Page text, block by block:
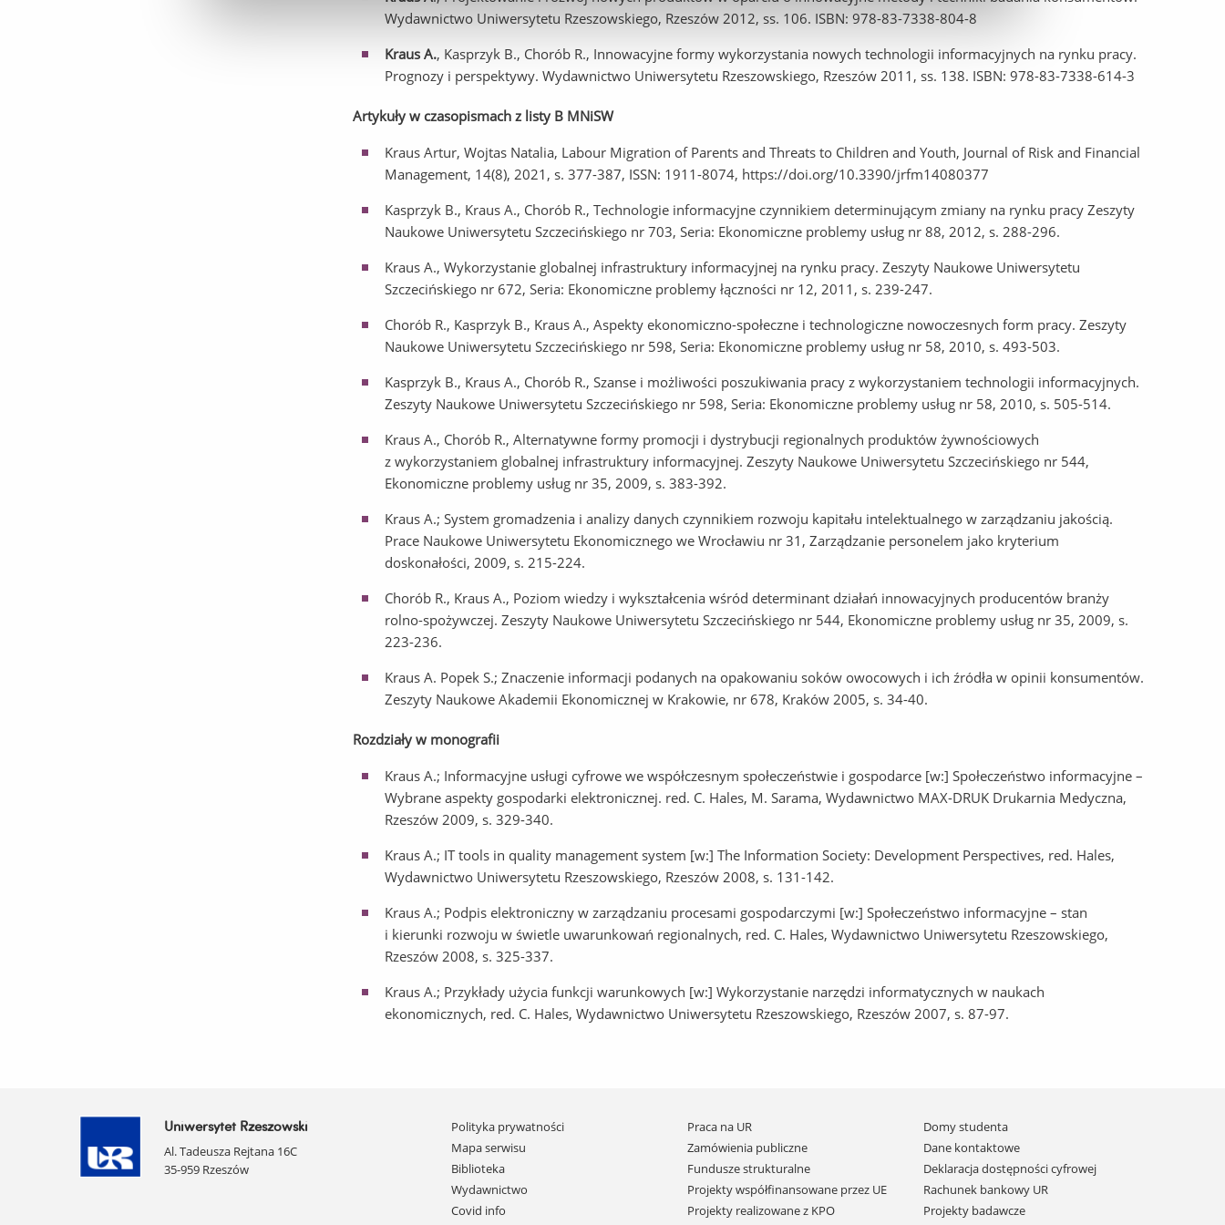
Wydawnictwo Uniwersytetu Rzeszowskiego, Rzeszów 2012, ss. 106. ISBN: 978-83-7338-804-8
Kraus A., Kasprzyk B., Chorób R., Innowacyjne formy wykorzystania nowych technologii informacyjnych na rynku pracy.
Prognozy i perspektywy. Wydawnictwo Uniwersytetu Rzeszowskiego, Rzeszów 2011, ss. 138. ISBN: 978-83-7338-614-3
Artykuły w czasopismach z listy B MNiSW
Kraus Artur, Wojtas Natalia, Labour Migration of Parents and Threats to Children and Youth, Journal of Risk and Financial
Management, 14(8), 2021, s. 377-387, ISSN: 1911-8074, https://doi.org/10.3390/jrfm14080377
Kasprzyk B., Kraus A., Chorób R., Technologie informacyjne czynnikiem determinującym zmiany na rynku pracy Zeszyty
Naukowe Uniwersytetu Szczecińskiego nr 703, Seria: Ekonomiczne problemy usług nr 88, 2012, s. 288-296.
Kraus A., Wykorzystanie globalnej infrastruktury informacyjnej na rynku pracy. Zeszyty Naukowe Uniwersytetu
Szczecińskiego nr 672, Seria: Ekonomiczne problemy łączności nr 12, 2011, s. 239-247.
Chorób R., Kasprzyk B., Kraus A., Aspekty ekonomiczno-społeczne i technologiczne nowoczesnych form pracy. Zeszyty
Naukowe Uniwersytetu Szczecińskiego nr 598, Seria: Ekonomiczne problemy usług nr 58, 2010, s. 493-503.
Kasprzyk B., Kraus A., Chorób R., Szanse i możliwości poszukiwania pracy z wykorzystaniem technologii informacyjnych.
Zeszyty Naukowe Uniwersytetu Szczecińskiego nr 598, Seria: Ekonomiczne problemy usług nr 58, 2010, s. 505-514.
Kraus A., Chorób R., Alternatywne formy promocji i dystrybucji regionalnych produktów żywnościowych
z wykorzystaniem globalnej infrastruktury informacyjnej. Zeszyty Naukowe Uniwersytetu Szczecińskiego nr 544,
Ekonomiczne problemy usług nr 35, 2009, s. 383-392.
Kraus A.; System gromadzenia i analizy danych czynnikiem rozwoju kapitału intelektualnego w zarządzaniu jakością.
Prace Naukowe Uniwersytetu Ekonomicznego we Wrocławiu nr 31, Zarządzanie personelem jako kryterium
doskonałości, 2009, s. 215-224.
Chorób R., Kraus A., Poziom wiedzy i wykształcenia wśród determinant działań innowacyjnych producentów branży
rolno-spożywczej. Zeszyty Naukowe Uniwersytetu Szczecińskiego nr 544, Ekonomiczne problemy usług nr 35, 2009, s.
223-236.
Kraus A. Popek S.; Znaczenie informacji podanych na opakowaniu soków owocowych i ich źródła w opinii konsumentów.
Zeszyty Naukowe Akademii Ekonomicznej w Krakowie, nr 678, Kraków 2005, s. 34-40.
Rozdziały w monografii
Kraus A.; Informacyjne usługi cyfrowe we współczesnym społeczeństwie i gospodarce [w:] Społeczeństwo informacyjne –
Wybrane aspekty gospodarki elektronicznej. red. C. Hales, M. Sarama, Wydawnictwo MAX-DRUK Drukarnia Medyczna,
Rzeszów 2009, s. 329-340.
Kraus A.; IT tools in quality management system [w:] The Information Society: Development Perspectives, red. Hales,
Wydawnictwo Uniwersytetu Rzeszowskiego, Rzeszów 2008, s. 131-142.
Kraus A.; Podpis elektroniczny w zarządzaniu procesami gospodarczymi [w:] Społeczeństwo informacyjne – stan
i kierunki rozwoju w świetle uwarunkowań regionalnych, red. C. Hales, Wydawnictwo Uniwersytetu Rzeszowskiego,
Rzeszów 2008, s. 325-337.
Kraus A.; Przykłady użycia funkcji warunkowych [w:] Wykorzystanie narzędzi informatycznych w naukach
ekonomicznych, red. C. Hales, Wydawnictwo Uniwersytetu Rzeszowskiego, Rzeszów 2007, s. 87-97.
Uniwersytet Rzeszowski
Al. Tadeusza Rejtana 16C
35-959 Rzeszów
Pomiń
nawigację
i
przejdź
do
Polityka prywatności
Mapa serwisu
Biblioteka
Wydawnictwo
Covid info
Praca na UR
Zamówienia publiczne
Fundusze strukturalne
Projekty współfinansowane przez UE
Projekty realizowane z KPO
Domy studenta
Dane kontaktowe
Deklaracja dostępności cyfrowej
Rachunek bankowy UR
Projekty badawcze